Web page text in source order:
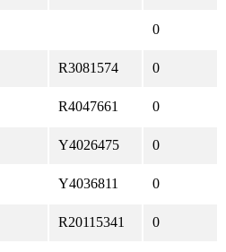
0
R3081574 0
R4047661 0
Y4026475 0
Y4036811 0
R20115341 0